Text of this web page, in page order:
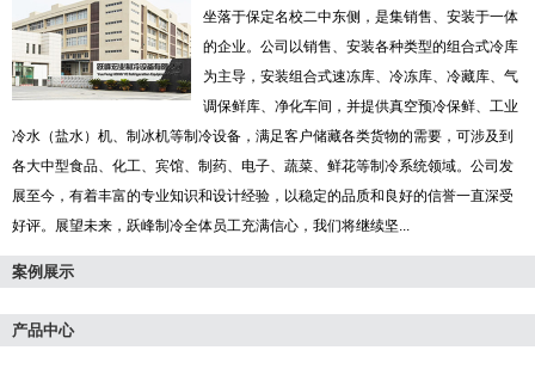
坐落于保定名校二中东侧，是集销售、安装于一体
的企业。公司以销售、安装各种类型的组合式冷库
为主导，安装组合式速冻库、冷冻库、冷藏库、气
调保鲜库、净化车间，并提供真空预冷保鲜、工业
冷水（盐水）机、制冰机等制冷设备，满足客户储藏各类货物的需要，可涉及到
各大中型食品、化工、宾馆、制药、电子、蔬菜、鲜花等制冷系统领域。公司发
展至今，有着丰富的专业知识和设计经验，以稳定的品质和良好的信誉一直深受
好评。展望未来，跃峰制冷全体员工充满信心，我们将继续坚...
案例展示
产品中心